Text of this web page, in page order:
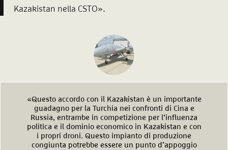
Kazakistan nella CSTO».
«Questo accordo con il Kazakistan è un importante
guadagno per la Turchia nei confronti di Cina e
Russia, entrambe in competizione per l‘influenza
politica e il dominio economico in Kazakistan e con
i propri droni. Questo impianto di produzione
congiunta potrebbe essere un punto d’appoggio